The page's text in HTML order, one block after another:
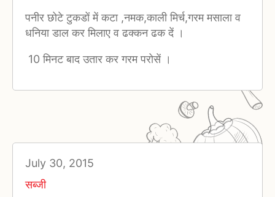
पनीर छोटे टुकडों में कटा ,नमक,काली मिर्च,गरम मसाला व
धनिया डाल कर मिलाए व ढक्कन ढक दें ।
10 मिनट बाद उतार कर गरम परोसें ।
July 30, 2015
सब्जी